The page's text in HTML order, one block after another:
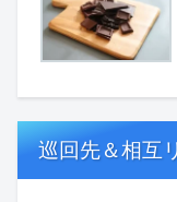
巡回先＆相互